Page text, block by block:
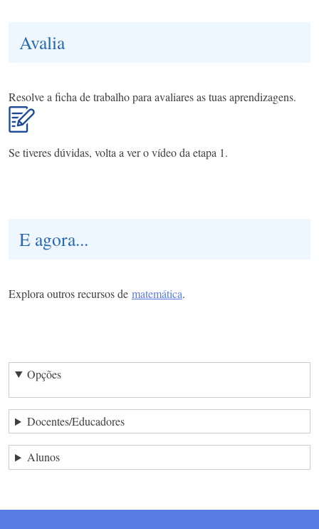
Avalia
Resolve a ficha de trabalho para avaliares as tuas aprendizagens.
Se tiveres dúvidas, volta a ver o vídeo da etapa 1.
E agora...
Explora outros recursos de matemática.
Opções
Docentes/Educadores
Alunos